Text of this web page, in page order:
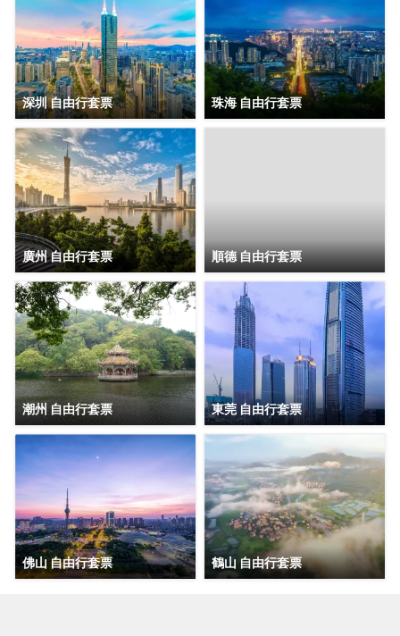
深圳 自由行套票 珠海 自由行套票
廣州 自由行套票 順德 自由行套票
潮州 自由行套票 東莞 自由行套票
佛山 自由行套票 鶴山 自由行套票